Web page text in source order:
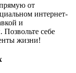
от
интернет-
и
себе
жизни!